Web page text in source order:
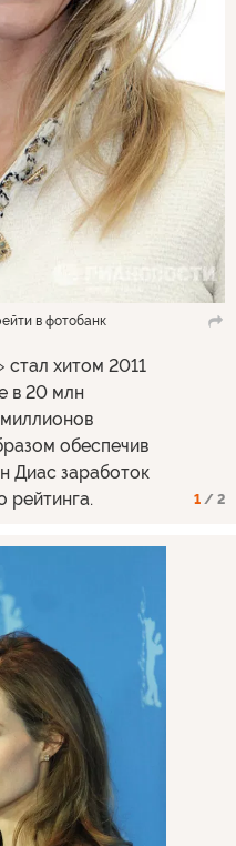
в фотобанк
стал хитом 2011
в 20 млн
обеспечив
Диас заработок
рейтинга.
1 / 2